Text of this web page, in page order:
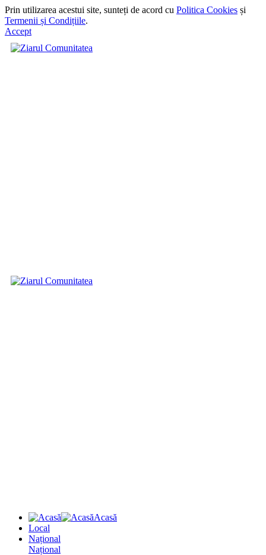
Prin utilizarea acestui site, sunteți de acord cu Politica Cookies și
Termenii și Condițiile.
Accept
Acasă
Local
Național
Național